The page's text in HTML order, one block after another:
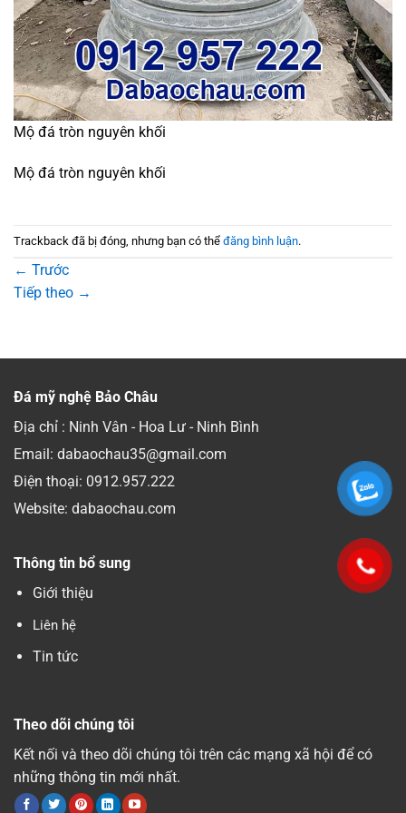
Mộ đá tròn nguyên khối
Mộ đá tròn nguyên khối
Trackback đã bị đóng, nhưng bạn có thể đăng bình luận.
← Trước
Tiếp theo →
Đá mỹ nghệ Bảo Châu
Địa chỉ : Ninh Vân - Hoa Lư - Ninh Bình
Email: dabaochau35@gmail.com
Điện thoại: 0912.957.222
Website: dabaochau.com
Thông tin bổ sung
Giới thiệu
Liên hệ
Tin tức
Theo dõi chúng tôi
Kết nối và theo dõi chúng tôi trên các mạng xã hội để có
những thông tin mới nhất.